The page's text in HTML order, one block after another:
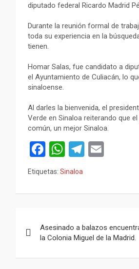
diputado federal Ricardo Madrid
Durante la reunión formal de
toda su experiencia en la
tienen.
Homar Salas, fue candidato a
el Ayuntamiento de Culiacán, lo
sinaloense.
Al darles la bienvenida, el
Verde en Sinaloa reiterando que
común, un mejor Sinaloa.
F
a
ce
b
o
k
W
h
at
s
p
p
T
gr
m
Etiquetas: Sinaloa
de
entradas
Asesinado a balazos
la Colonia Miguel de la Madrid.